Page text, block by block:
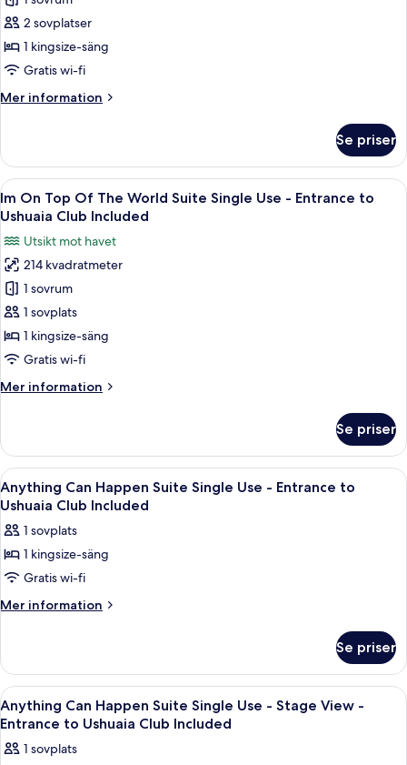
Club
Included
Top
Of
The
Suite
to
Ushuaia
Club
Included
2 sovplatser
1 kingsize-säng
Gratis wi-fi
Mer information
Mer
On
Top
Of
The
Suite
Entrance
to
Ushuaia
Included
Se priser
Öppna
alla
för
Im
On
Top
Of
The
Suite
Entrance
to
Ushuaia
Club
Included
Ett modernt hotellrum med en stor
8
Im On Top Of The World Suite Single Use - Entrance to
Ushuaia Club Included
Utsikt mot havet
214 kvadratmeter
1 sovrum
1 sovplats
1 kingsize-säng
Gratis wi-fi
Mer information
Mer
On
Top
Of
The
Suite
Single
Entrance
to
Ushuaia
Se priser
Öppna
alla
foton
för
Anything
Can
Happen
Use
Entrance
to
Ushuaia
Ett hotellrum med en säng, ett
7
Anything Can Happen Suite Single Use - Entrance to
Ushuaia Club Included
1 sovplats
1 kingsize-säng
Gratis wi-fi
Mer information
Mer
Can
Happen
Suite
Single
-
Se priser
Öppna
alla
foton
för
En balkong med utsikt över en
7
Anything Can Happen Suite Single Use - Stage View -
Entrance to Ushuaia Club Included
1 sovplats